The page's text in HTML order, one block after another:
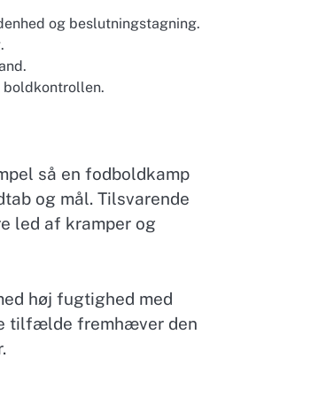
og beslutningstagning.
boldkontrollen.
så en fodboldkamp
og mål. Tilsvarende
led af kramper og
høj fugtighed med
tilfælde fremhæver den